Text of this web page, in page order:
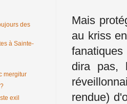
Mais
au kriss
dira pas,
rendue)
des
à Sainte-
mergitur
exil